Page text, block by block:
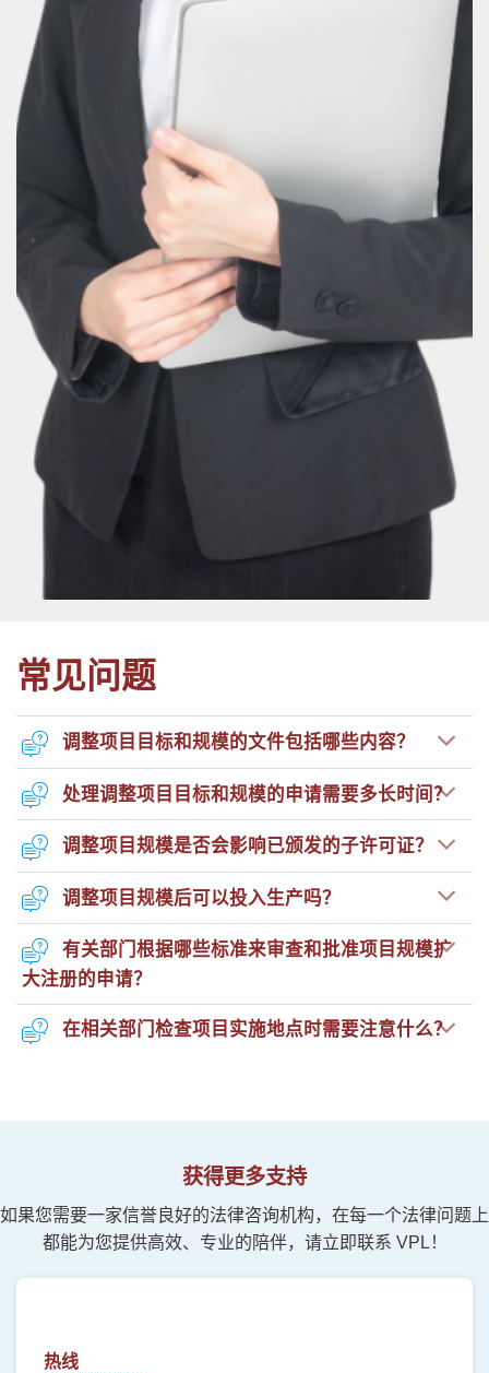
常见问题
调整项目目标和规模的文件包括哪些内容？
处理调整项目目标和规模的申请需要多长时间？
调整项目规模是否会影响已颁发的子许可证？
调整项目规模后可以投入生产吗？
有关部门根据哪些标准来审查和批准项目规模扩
大注册的申请？
在相关部门检查项目实施地点时需要注意什么？
获得更多支持
如果您需要一家信誉良好的法律咨询机构，在每一个法律问题上
都能为您提供高效、专业的陪伴，请立即联系 VPL！
热线